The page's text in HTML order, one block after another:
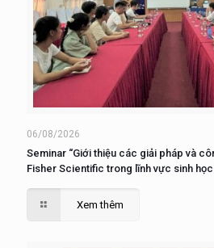
06/08/2026
Seminar “Giới thiệu các giải pháp và
Fisher Scientific trong lĩnh vực sinh
Xem thêm